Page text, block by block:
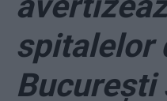
spitalelor
București